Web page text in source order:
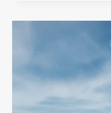
POSIBLE
EN
ISLAS